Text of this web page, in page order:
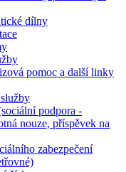
dílny
pomoc a další linky
podpora -
nouze, příspěvek na
zabezpečení